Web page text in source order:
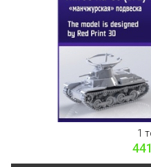
1